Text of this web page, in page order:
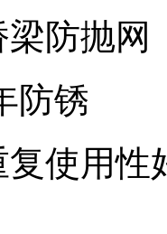
防抛网
防锈
使用性